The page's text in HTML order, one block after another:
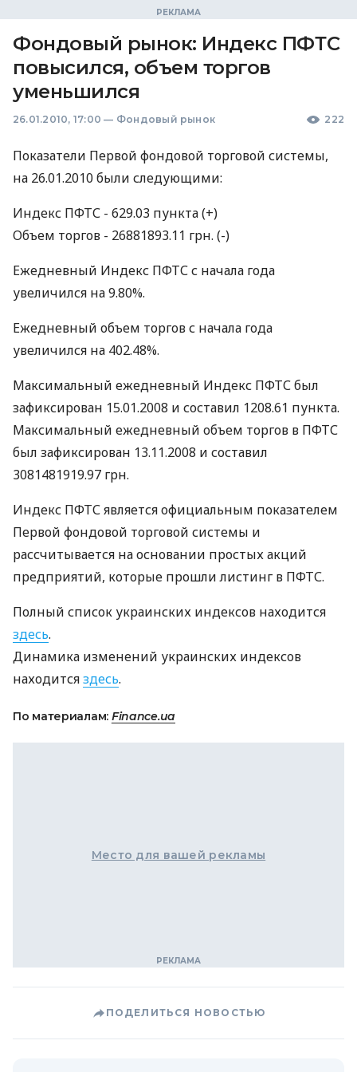
Фондовый рынок: Индекс ПФТС
повысился, объем торгов
уменьшился
26.01.2010, 17:00 — Фондовый рынок 222
Показатели Первой фондовой торговой системы,
на 26.01.2010 были следующими:
Индекс ПФТС - 629.03 пункта (+)
Объем торгов - 26881893.11 грн. (-)
Ежедневный Индекс ПФТС с начала года
увеличился на 9.80%.
Ежедневный объем торгов с начала года
увеличился на 402.48%.
Максимальный ежедневный Индекс ПФТС был
зафиксирован 15.01.2008 и составил 1208.61 пункта.
Максимальный ежедневный объем торгов в ПФТС
был зафиксирован 13.11.2008 и составил
3081481919.97 грн.
Индекс ПФТС является официальным показателем
Первой фондовой торговой системы и
рассчитывается на основании простых акций
предприятий, которые прошли листинг в ПФТС.
Полный список украинских индексов находится
здесь.
Динамика изменений украинских индексов
находитсяздесь.
По материалам: Finance.ua
Место для вашей рекламы
ПОДЕЛИТЬСЯ НОВОСТЬЮ